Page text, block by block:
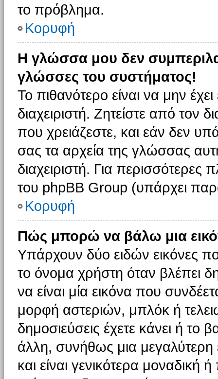
το πρόβλημα.
Κορυφή
Η γλώσσα μου δεν
γλώσσες του συστήματος!
Το πιθανότερο είναι να μην
διαχειριστή. Ζητείστε από τον
που χρειάζεστε, και εάν δεν
σας τα αρχεία της γλώσσας
διαχειριστή. Για περισσότερες
του phpBB Group (υπάρχει
Κορυφή
Πώς μπορώ να βάλω μια
Υπάρχουν δύο ειδών εικόνες
το όνομα χρήστη όταν βλέπει
να είναι μία εικόνα που
μορφή αστεριών, μπλόκ ή
δημοσιεύσεις έχετε κάνει ή
άλλη, συνήθως μια
και είναι γενικότερα